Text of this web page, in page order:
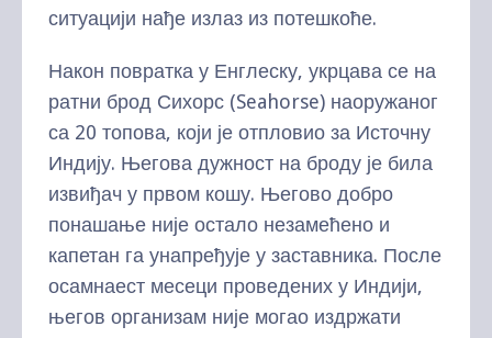
ситуацији нађе излаз из потешкоће.
Након повратка у Енглеску, укрцава се на
ратни брод Сихорс (Seahorse) наоружаног
са 20 топова, који је отпловио за Источну
Индију. Његова дужност на броду је била
извиђач у првом кошу. Његово добро
понашање није остало незамећено и
капетан га унапређује у заставника. После
осамнаест месеци проведених у Индији,
његов организам није могао издржати